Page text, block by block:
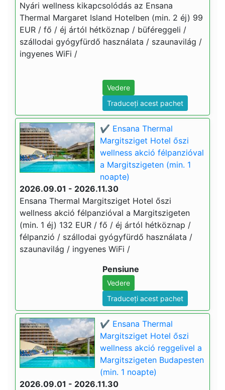
Nyári wellness kikapcsolódás az Ensana
Thermal Margaret Island Hotelben (min. 2 éj) 99
EUR / fő / éj ártól hétköznap / büféreggeli /
szállodai gyógyfürdő használata / szaunavilág /
ingyenes WiFi /
Vedere
Traduceți acest pachet
✔️ Ensana Thermal
Margitsziget Hotel őszi
wellness akció félpanzióval
a Margitszigeten (min. 1
noapte)
2026.09.01 - 2026.11.30
Ensana Thermal Margitsziget Hotel őszi
wellness akció félpanzióval a Margitszigeten
(min. 1 éj) 132 EUR / fő / éj ártól hétköznap /
félpanzió / szállodai gyógyfürdő használata /
szaunavilág / ingyenes WiFi /
Pensiune
Vedere
Traduceți acest pachet
✔️ Ensana Thermal
Margitsziget Hotel őszi
wellness akció reggelivel a
Margitszigeten Budapesten
(min. 1 noapte)
2026.09.01 - 2026.11.30